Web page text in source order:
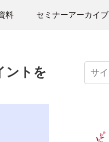
料 セミナーアーカイブ
ントを